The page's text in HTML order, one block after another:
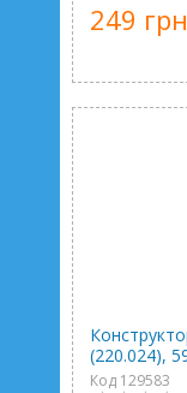
249 грн
(220.024),
Код 129583